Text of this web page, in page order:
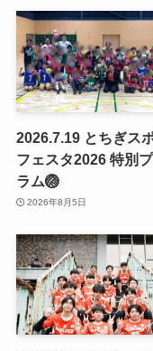
2026.7.19 とちぎス
フェスタ2026 特別
ラム🏐
2026年8月5日